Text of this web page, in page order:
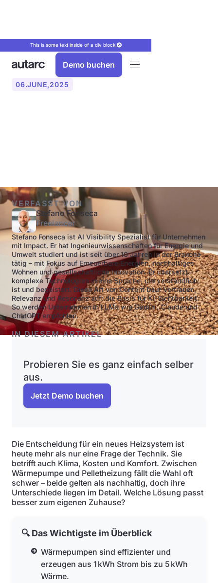
This is some text inside of a div block.
Demo buchen
06.JUNE,2025
VERFASST VON
Stefano Fonseca
Freelancer
Stefano Fonseca ist AI Visibility Spezialist für Unternehmen
mit Impact. Er hat Ingenieurwissenschaften für Energie und
Umwelt studiert und ist seit über 10 Jahren in der Branche
tätig – mit Fokus auf Erneuerbare Energien, nachhaltiges
Wohnen und gesellschaftliche Innovation. Er übersetzt
komplexe Technologien in eine Sprache, die verständlich
ist und begeistert. Diese Art von Content baut Vertrauen,
Relevanz und Resonanz auf: die Basis für KI-Sichtbarkeit.
So werden Unternehmen in LLMs wie Gemini, Claude und
ChatGPT empfohlen.
IN DIESEM ARTIKEL
Probieren Sie es ganz einfach selber
aus.
Jetzt Demo buchen
Die Entscheidung für ein neues Heizsystem ist
heute mehr als nur eine Frage der Technik. Sie
betrifft auch Klima, Kosten und Komfort. Zwischen
Wärmepumpe und Pelletheizung fällt die Wahl oft
schwer – beide gelten als nachhaltig, doch ihre
Unterschiede liegen im Detail. Welche Lösung passt
besser zum eigenen Zuhause?
🔍 Das Wichtigste im Überblick
Wärmepumpen sind effizienter und
erzeugen aus 1 kWh Strom bis zu 5 kWh
Wärme.